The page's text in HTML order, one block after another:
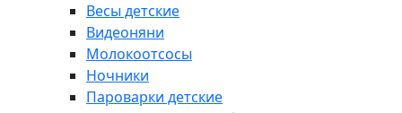
Весы детские
Видеоняни
Молокоотсосы
Ночники
Пароварки детские